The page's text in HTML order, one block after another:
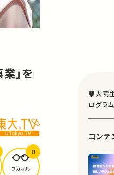
」を
フカマル
0
東大院
ログラ
コン